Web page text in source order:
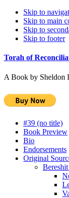
Skip to
Skip to main
Skip to
Skip to footer
Torah of
A Book by Sheldon
#39 (no title)
Book Preview
Bio
Endorsements
Original